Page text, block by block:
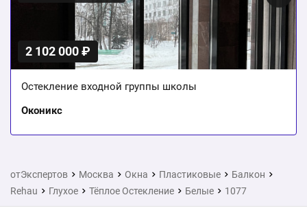
2 102 000 ₽
Остекление входной группы школы
Оконикс
отЭкспертов Москва Окна Пластиковые
Балкон
Rehau
Глухое Тёплое Остекление Белые 1077